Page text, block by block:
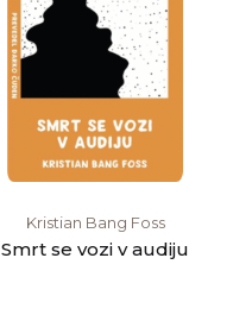
Kristian Bang Foss
Smrt se vozi v audiju